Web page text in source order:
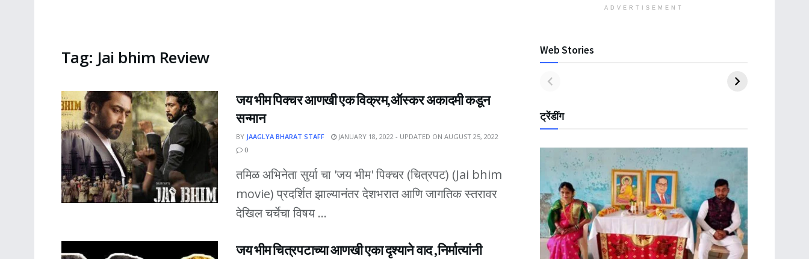
Tag: Jai bhim Review
जय भीम पिक्चर आणखी एक विक्रम,ऑस्कर अकादमी कडून
सन्मान
BY JAAGLYA BHARAT STAFF
JANUARY 18, 2022 - UPDATED ON AUGUST 25, 2022
0
तमिळ अभिनेता सुर्या चा 'जय भीम' पिक्चर (चित्रपट) (Jai bhim
movie) प्रदर्शित झाल्यानंतर देशभरात आणि जागतिक स्तरावर
देखिल चर्चेचा विषय ...
जय भीम चित्रपटाच्या आणखी एका दृश्याने वाद ,निर्मात्यांनी
ADVERTISEMENT
Web Stories
ट्रेंडींग